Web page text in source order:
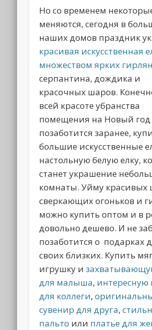
Но со временем
меняются, сегодня в
наших домов праздник
красивая искусственная
множеством ярких
серпантина, дождика и
красочных шаров.
всей красоте убранства
помещения на Новый
позаботится заранее,
большие искусственные
настольную белую елку,
станет украшение
комнаты. Уйму красивых
сверкающих огоньков и
можно купить оптом и в
довольно дешево. И не
позаботится о подарках
своих близких. Купить
игрушку и
для малыша, интересную
для коллеги,
сувенир для друга,
пальто или платье для